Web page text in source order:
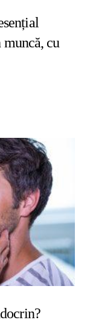
muncă, cu